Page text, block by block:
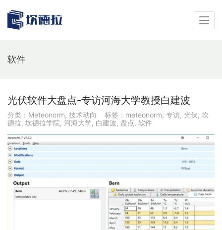
软件
光伏软件大盘点-专访河海大学教授白建波
分类： Meteonorm, 技术动向 标签： meteonorm, 专访, 光伏, 坎
德拉, 坎德拉学院, 河海大学, 白建波, 盘点, 软件